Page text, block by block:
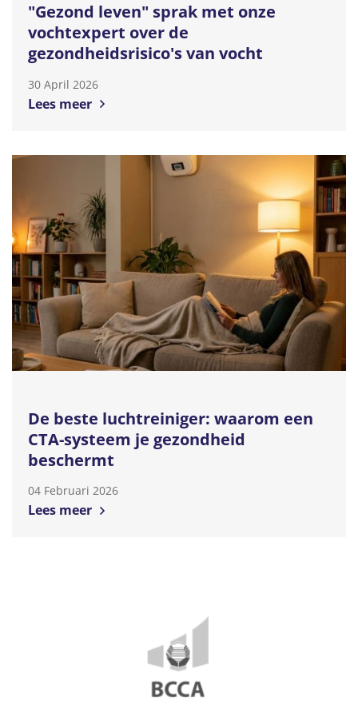
"Gezond leven" sprak met onze
vochtexpert over de
gezondheidsrisico's van vocht
30 April 2026
Lees meer
De beste luchtreiniger: waarom een
CTA-systeem je gezondheid
beschermt
04 Februari 2026
Lees meer